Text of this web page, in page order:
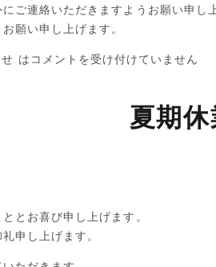
ご連絡いただきますようお願い申し
願い申し上げます。
は コメントを受け付けていません
夏期
とお喜び申し上げます。
申し上げます。